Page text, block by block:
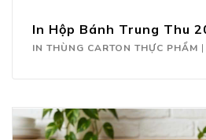
In Hộp Bánh Trung Thu
IN THÙNG CARTON THỰC PHẨM |